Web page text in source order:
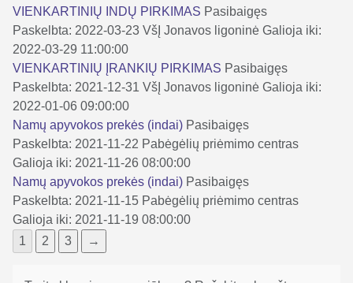
VIENKARTINIŲ INDŲ PIRKIMAS Pasibaigęs
Paskelbta: 2022-03-23 VšĮ Jonavos ligoninė Galioja iki:
2022-03-29 11:00:00
VIENKARTINIŲ ĮRANKIŲ PIRKIMAS Pasibaigęs
Paskelbta: 2021-12-31 VšĮ Jonavos ligoninė Galioja iki:
2022-01-06 09:00:00
Namų apyvokos prekės (indai) Pasibaigęs
Paskelbta: 2021-11-22 Pabėgėlių priėmimo centras
Galioja iki: 2021-11-26 08:00:00
Namų apyvokos prekės (indai) Pasibaigęs
Paskelbta: 2021-11-15 Pabėgėlių priėmimo centras
Galioja iki: 2021-11-19 08:00:00
1
2 3 →